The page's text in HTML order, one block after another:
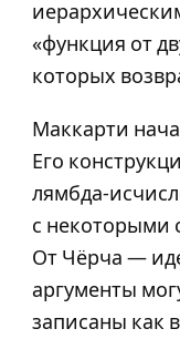
«функция от
которых
Маккарти
Его
лямбда-
с некоторыми
От Чёрча —
аргументы
записаны как